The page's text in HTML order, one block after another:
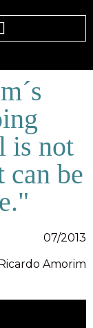
is not
can be
07/2013
Amorim